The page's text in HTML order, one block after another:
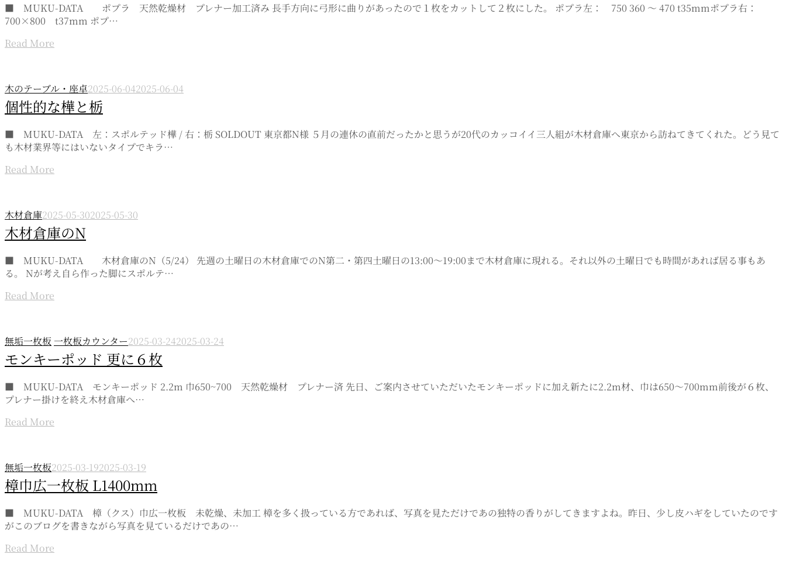
■ MUKU-DATA ポプラ 天然乾燥材 プレナー加工済み 長手方向に弓形に曲りがあったので１枚をカットして２枚にした。 ポプラ左： 750 360 ～ 470 t35mmポプラ右：
700×800 t37mm ポプ…
Read More
木のテーブル・座卓2025-06-042025-06-04
個性的な樺と栃
■ MUKU-DATA 左：スポルテッド樺 / 右：栃 SOLDOUT 東京都N様 ５月の連休の直前だったかと思うが20代のカッコイイ三人組が木材倉庫へ東京から訪ねてきてくれた。どう見て
も木材業界等にはいないタイプでキラ…
Read More
木材倉庫2025-05-302025-05-30
木材倉庫のN
■ MUKU-DATA 木材倉庫のN（5/24） 先週の土曜日の木材倉庫でのN第二・第四土曜日の13:00～19:00まで木材倉庫に現れる。それ以外の土曜日でも時間があれば居る事もあ
る。 Nが考え自ら作った脚にスポルテ…
Read More
無垢一枚板 一枚板カウンター2025-03-242025-03-24
モンキーポッド 更に６枚
■ MUKU-DATA モンキーポッド 2.2m 巾650~700 天然乾燥材 プレナー済 先日、ご案内させていただいたモンキーポッドに加え新たに2.2m材、巾は650～700mm前後が６枚、
プレナー掛けを終え木材倉庫へ…
Read More
無垢一枚板2025-03-192025-03-19
樟巾広一枚板 L1400mm
■ MUKU-DATA 樟（クス）巾広一枚板 未乾燥、未加工 樟を多く扱っている方であれば、写真を見ただけであの独特の香りがしてきますよね。昨日、少し皮ハギをしていたのです
がこのブログを書きながら写真を見ているだけであの…
Read More